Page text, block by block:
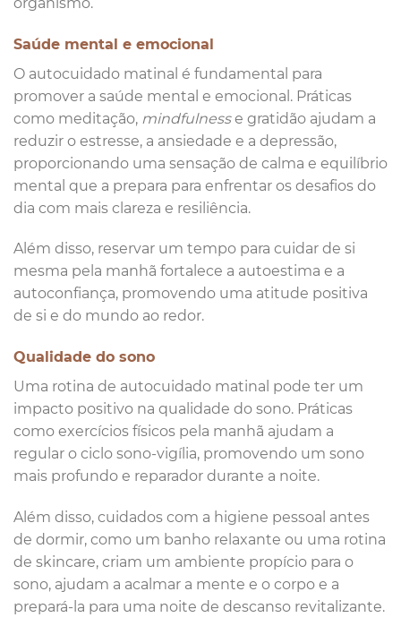
Saúde mental e emocional
O autocuidado matinal é fundamental para
promover a saúde mental e emocional. Práticas
como meditação, mindfulnesse gratidão ajudam a
reduzir o estresse, a ansiedade e a depressão,
proporcionando uma sensação de calma e equilíbrio
mental que a prepara para enfrentar os desafios do
dia com mais clareza e resiliência.
Além disso, reservar um tempo para cuidar de si
mesma pela manhã fortalece a autoestima e a
autoconfiança, promovendo uma atitude positiva
de si e do mundo ao redor.
Qualidade do sono
Uma rotina de autocuidado matinal pode ter um
impacto positivo na qualidade do sono. Práticas
como exercícios físicos pela manhã ajudam a
regular o ciclo sono-vigília, promovendo um sono
mais profundo e reparador durante a noite.
Além disso, cuidados com a higiene pessoal antes
de dormir, como um banho relaxante ou uma rotina
de skincare, criam um ambiente propício para o
sono, ajudam a acalmar a mente e o corpo e a
prepará-la para uma noite de descanso revitalizante.